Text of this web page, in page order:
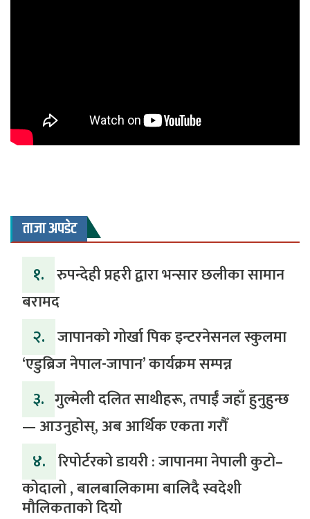
ताजा अपडेट
१. रुपन्देही प्रहरी द्वारा भन्सार छलीका सामान
बरामद
२. जापानको गोर्खा पिक इन्टरनेसनल स्कुलमा
‘एडुब्रिज नेपाल-जापान’ कार्यक्रम सम्पन्न
३. ​गुल्मेली दलित साथीहरू, तपाईं जहाँ हुनुहुन्छ
— आउनुहोस्, अब आर्थिक एकता गरौँ
४. रिपोर्टरको डायरी : जापानमा नेपाली कुटो–
कोदालो , बालबालिकामा बालिदै स्वदेशी
मौलिकताको दियो